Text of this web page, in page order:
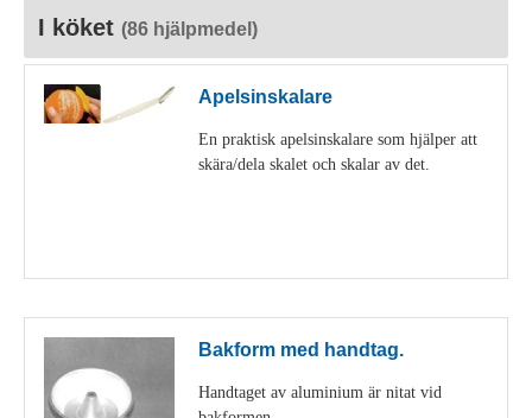
I köket (86 hjälpmedel)
Apelsinskalare
En praktisk apelsinskalare som hjälper att
skära/dela skalet och skalar av det.
Bakform med handtag.
Handtaget av aluminium är nitat vid